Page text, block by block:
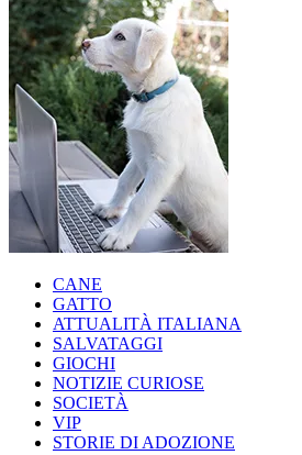
CANE
GATTO
ATTUALITÀ ITALIANA
SALVATAGGI
GIOCHI
NOTIZIE CURIOSE
SOCIETÀ
VIP
STORIE DI ADOZIONE